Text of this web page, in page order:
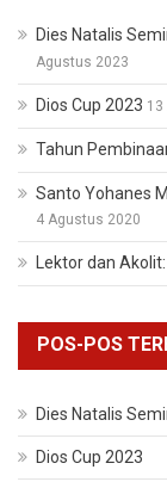
Dies Natalis
Agustus 2023
Dios Cup 2023 13
Tahun
Santo Yohanes
4 Agustus 2020
Lektor dan
POS-POS
Dies Natalis
Dios Cup 2023